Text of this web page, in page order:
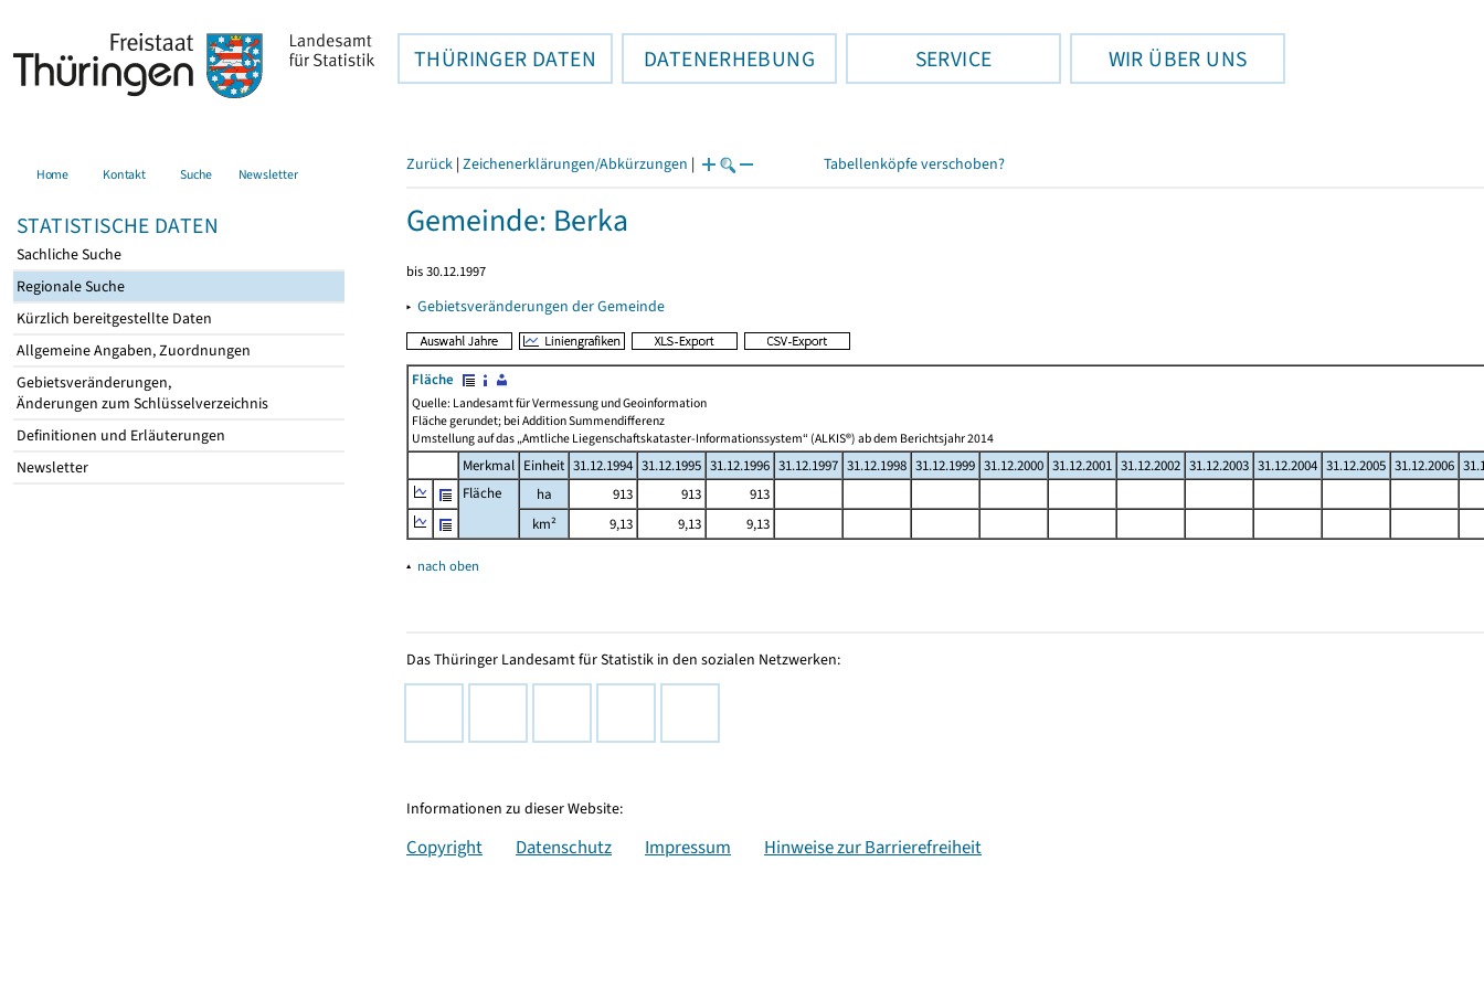
THÜRINGER DATEN DATENERHEBUNG SERVICE WIR ÜBER UNS
Home Kontakt Suche Newsletter
STATISTISCHE DATEN
Sachliche Suche
Regionale Suche
Kürzlich bereitgestellte Daten
Allgemeine Angaben, Zuordnungen
Gebietsveränderungen,
Änderungen zum Schlüsselverzeichnis
Definitionen und Erläuterungen
Newsletter
Zurück | Zeichenerklärungen/Abkürzungen | Tabellenköpfe verschoben?
Gemeinde: Berka
bis 30.12.1997
▸ Gebietsveränderungen der Gemeinde
Fläche
Quelle: Landesamt für Vermessung und Geoinformation
Fläche gerundet; bei Addition Summendifferenz
Umstellung auf das „Amtliche Liegenschaftskataster-Informationssystem“ (ALKIS®) ab dem Berichtsjahr 2014
Merkmal Einheit 31.12.1994 31.12.1995 31.12.1996 31.12.1997 31.12.1998 31.12.1999 31.12.2000 31.12.2001 31.12.2002 31.12.2003 31.12.2004 31.12.2005 31.12.2006
Fläche
ha 913 913
913
km²
9,13 9,13 9,13
▴ nach oben
Das Thüringer Landesamt für Statistik in den sozialen Netzwerken:
Informationen zu dieser Website:
Copyright Datenschutz Impressum Hinweise zur Barrierefreiheit